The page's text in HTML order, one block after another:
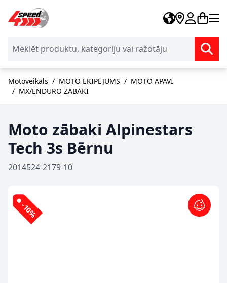
Skip to Content
Motoveikals / MOTO EKIPĒJUMS / MOTO APAVI
/ MX/ENDURO ZĀBAKI
Moto zābaki Alpinestars
Tech 3s Bērnu
2014524-2179-10
-10%